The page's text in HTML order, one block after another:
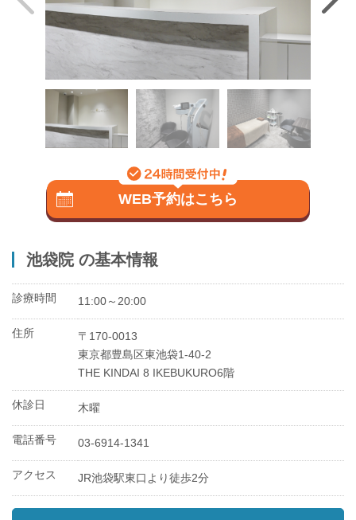
WEB予約はこちら
池袋院 の基本情報
診療時間 11:00～20:00
住所
〒170-0013
東京都豊島区東池袋1-40-2
THE KINDAI 8 IKEBUKURO6階
休診日 木曜
電話番号 03-6914-1341
アクセス JR池袋駅東口より徒歩2分